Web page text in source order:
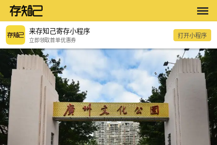
来存知己寄存小程序
立即领取首单优惠券
打开小程序